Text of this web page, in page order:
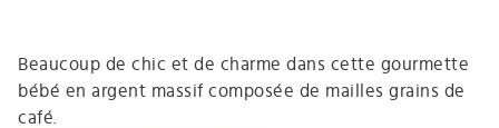
Beaucoup de chic et de charme dans cette gourmette
bébé en argent massif composée de mailles grains de
café.